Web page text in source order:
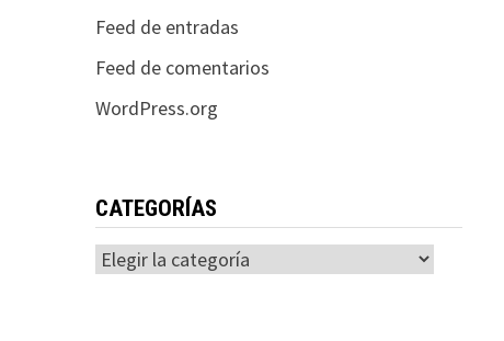
Feed de entradas
Feed de comentarios
WordPress.org
CATEGORÍAS
Categorías